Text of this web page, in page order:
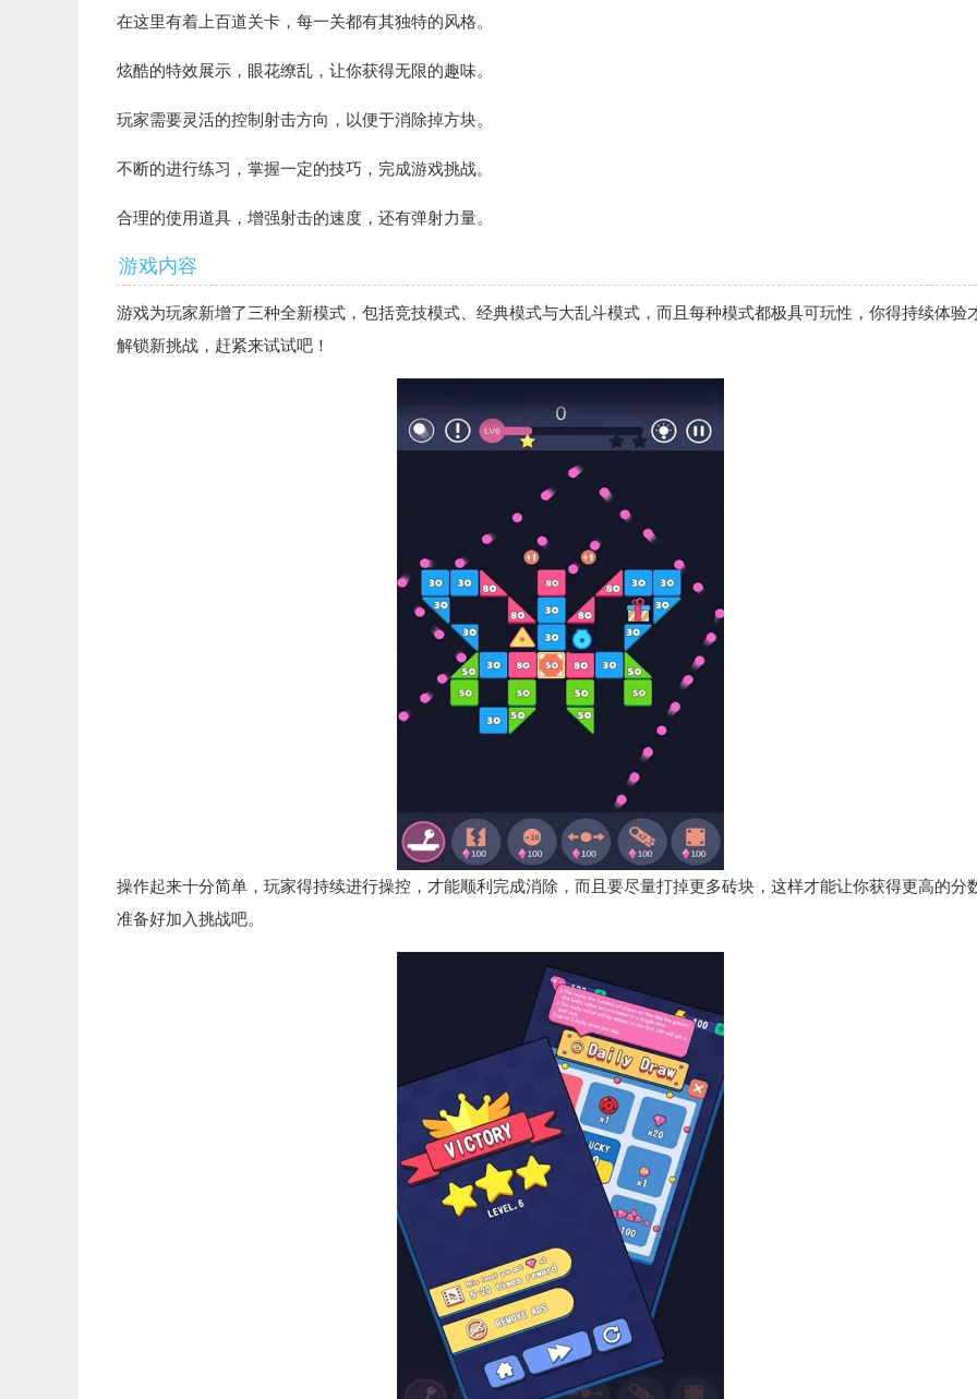
在这里有着上百道关卡，每一关都有其独特的风格。
炫酷的特效展示，眼花缭乱，让你获得无限的趣味。
玩家需要灵活的控制射击方向，以便于消除掉方块。
不断的进行练习，掌握一定的技巧，完成游戏挑战。
合理的使用道具，增强射击的速度，还有弹射力量。
游戏内容
游戏为玩家新增了三种全新模式，包括竞技模式、经典模式与大乱斗模式，而且每种模式都极具可玩性，你得持续体验
解锁新挑战，赶紧来试试吧！
操作起来十分简单，玩家得持续进行操控，才能顺利完成消除，而且要尽量打掉更多砖块，这样才能让你获得更高的分
准备好加入挑战吧。